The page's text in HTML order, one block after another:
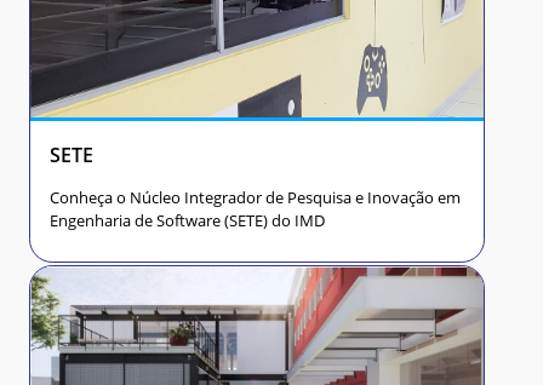
SETE
Conheça o Núcleo Integrador de Pesquisa e Inovação em
Engenharia de Software (SETE) do IMD